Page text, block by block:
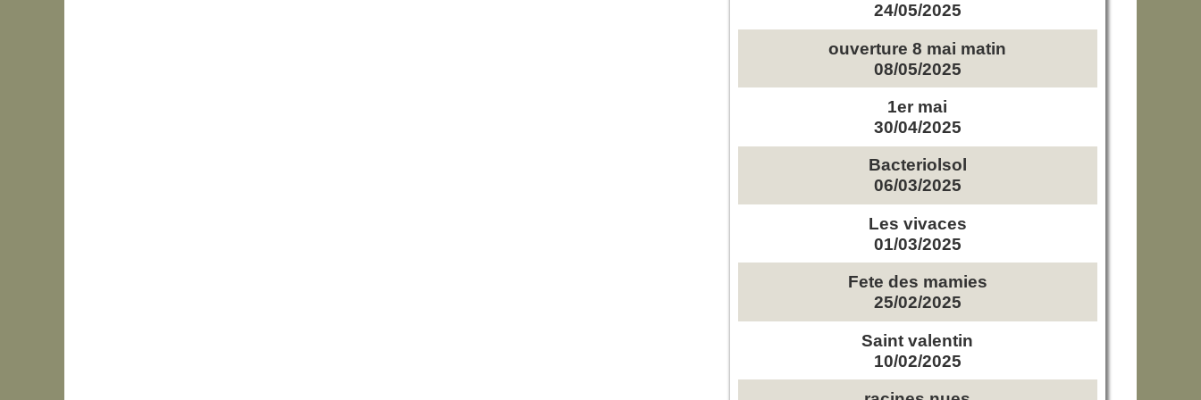
24/05/2025
ouverture 8 mai matin
08/05/2025
1er mai
30/04/2025
Bacteriolsol
06/03/2025
Les vivaces
01/03/2025
Fete des mamies
25/02/2025
Saint valentin
10/02/2025